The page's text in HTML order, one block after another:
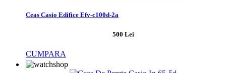
Ceas Casio Edifice Efv-c100d-2a
500 Lei
CUMPARA